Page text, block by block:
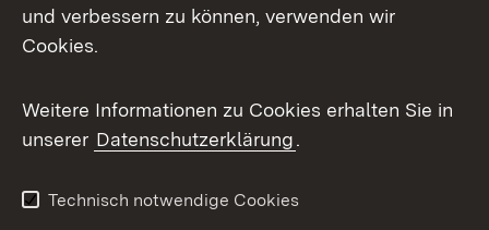
Mastodon
Messenger
Social Wall
X / Twitter
Youtube
und verbessern zu können, verwenden wir
Cookies.
Weitere Informationen zu Cookies erhalten Sie in
unserer Datenschutzerklärung.
Technisch notwendige Cookies